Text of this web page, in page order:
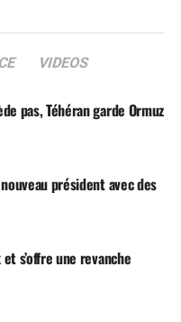
VIDEOS
pas, Téhéran garde Ormuz
président avec des
s’offre une revanche